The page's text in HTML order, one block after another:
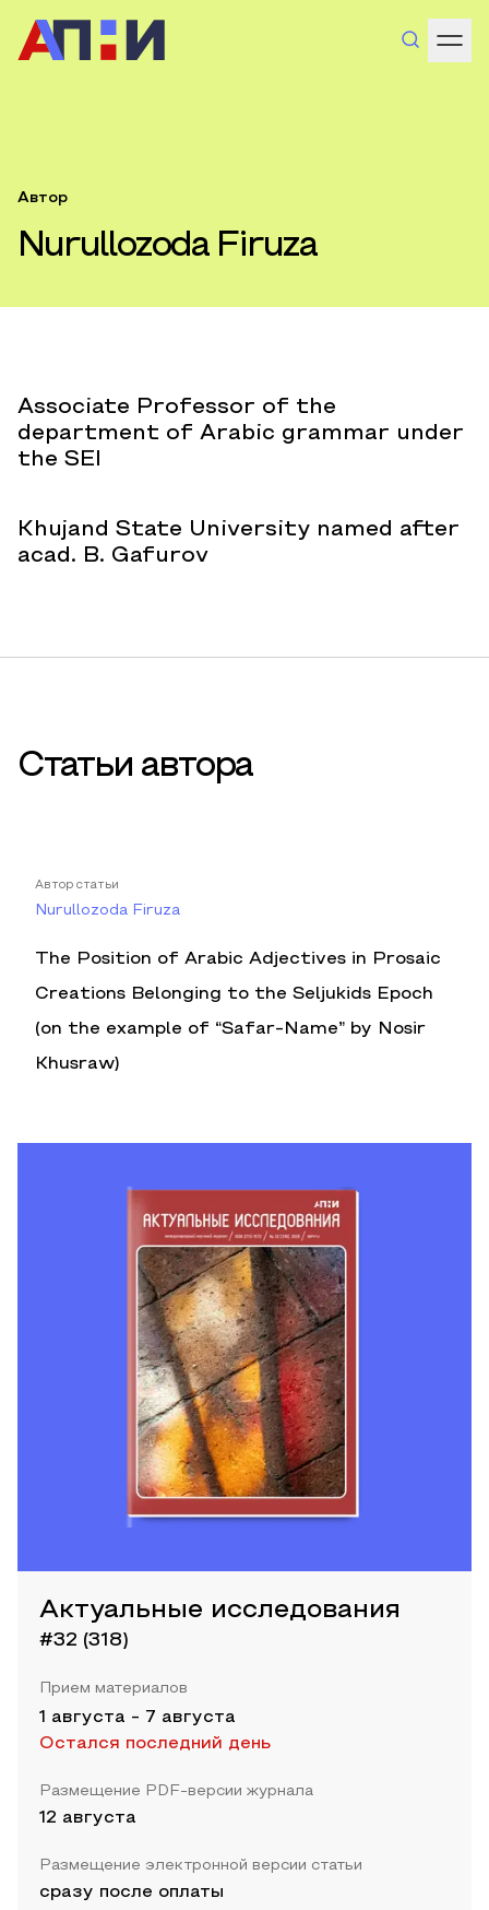
Автор
Nurullozoda Firuza
Associate Professor of the
department of Arabic grammar under
the SEI
Khujand State University named after
acad. B. Gafurov
Статьи автора
Автор статьи
Nurullozoda Firuza
The Position of Arabic Adjectives in Prosaic
Creations Belonging to the Seljukids Epoch
(on the example of “Safar-Name” by Nosir
Khusraw)
Актуальные исследования
#32 (318)
Прием материалов
1 августа - 7 августа
Остался последний день
Размещение PDF-версии журнала
12 августа
Размещение электронной версии статьи
сразу после оплаты